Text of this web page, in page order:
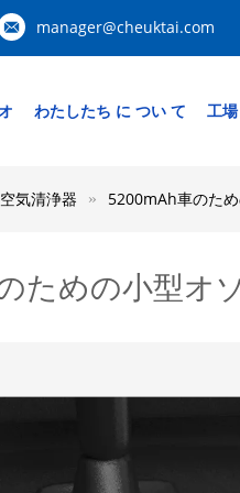
manager@cheuktai.com
わたしたち に つい て 工
気清浄器 5200mAh車のた
ための小型オ